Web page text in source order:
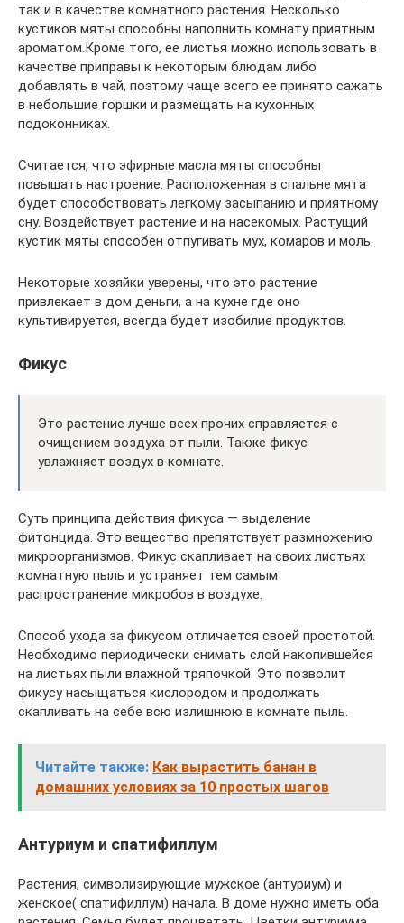
так и в качестве комнатного растения. Несколько
кустиков мяты способны наполнить комнату приятным
ароматом.Кроме того, ее листья можно использовать в
качестве приправы к некоторым блюдам либо
добавлять в чай, поэтому чаще всего ее принято сажать
в небольшие горшки и размещать на кухонных
подоконниках.
Считается, что эфирные масла мяты способны
повышать настроение. Расположенная в спальне мята
будет способствовать легкому засыпанию и приятному
сну. Воздействует растение и на насекомых. Растущий
кустик мяты способен отпугивать мух, комаров и моль.
Некоторые хозяйки уверены, что это растение
привлекает в дом деньги, а на кухне где оно
культивируется, всегда будет изобилие продуктов.
Фикус
Это растение лучше всех прочих справляется с
очищением воздуха от пыли. Также фикус
увлажняет воздух в комнате.
Суть принципа действия фикуса — выделение
фитонцида. Это вещество препятствует размножению
микроорганизмов. Фикус скапливает на своих листьях
комнатную пыль и устраняет тем самым
распространение микробов в воздухе.
Способ ухода за фикусом отличается своей простотой.
Необходимо периодически снимать слой накопившейся
на листьях пыли влажной тряпочкой. Это позволит
фикусу насыщаться кислородом и продолжать
скапливать на себе всю излишнюю в комнате пыль.
Читайте также: Как вырастить банан в
домашних условиях за 10 простых шагов
Антуриум и спатифиллум
Растения, символизирующие мужское (антуриум) и
женское( спатифиллум) начала. В доме нужно иметь оба